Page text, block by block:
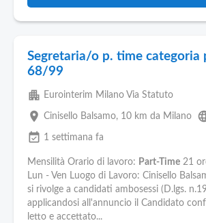
Segretaria/o p. time categoria
68/99
apartment Eurointerim Milano Via Statuto
place Cinisello Balsamo, 10 km da Milano
event_available 1 settimana fa
Mensilità Orario di lavoro: Part-Time 21
Lun - Ven Luogo di Lavoro: Cinisello
si rivolge a candidati ambosessi (D.lgs.
applicandosi all'annuncio il Candidato
letto e accettato...